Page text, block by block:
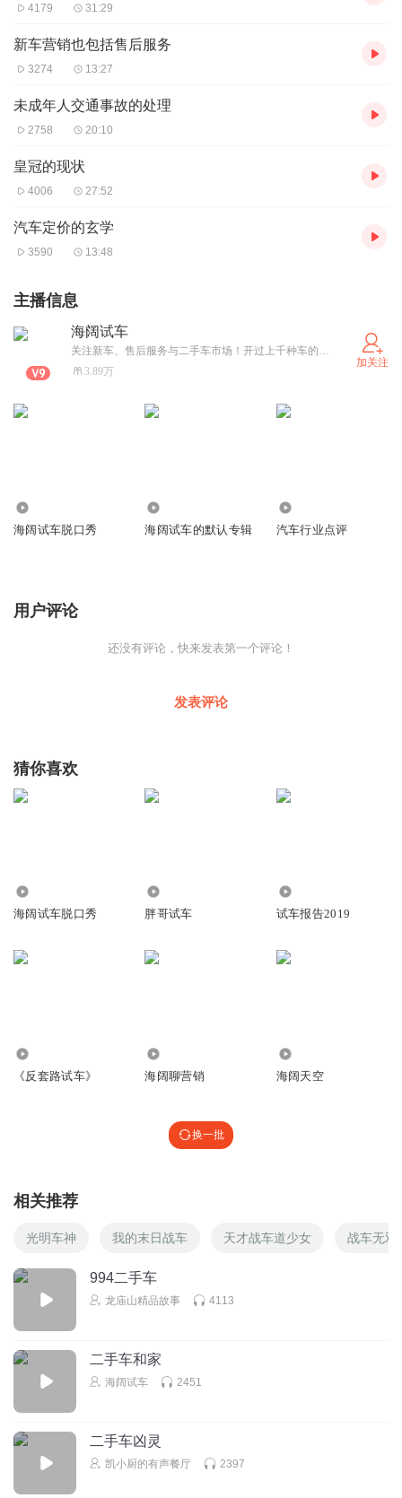
4179 31:29
新车营销也包括售后服务
3274 13:27
未成年人交通事故的处理
2758 20:10
皇冠的现状
4006 27:52
汽车定价的玄学
3590 13:48
主播信息
海阔试车
关注新车、售后服务与二手车市场！开过上千种车的我在视频、网媒、电台、新媒体、纸媒转了一圈，感觉车比人实在，让我们一起分享关于汽车的心得！
3.89万
加关注
海阔试车脱口秀 海阔试车的默认专辑 汽车行业点评
用户评论
还没有评论，快来发表第一个评论！
发表评论
猜你喜欢
海阔试车脱口秀 胖哥试车 试车报告2019
《反套路试车》 海阔聊营销 海阔天空
换一批
相关推荐
光明车神 我的末日战车 天才战车道少女 战车无双
994二手车
龙庙山精品故事 4113
二手车和家
海阔试车 2451
二手车凶灵
凯小厨的有声餐厅 2397